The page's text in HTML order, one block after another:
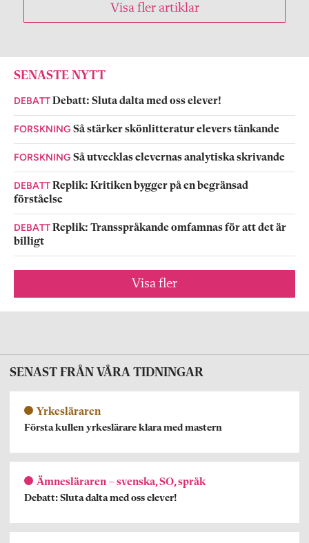
Visa fler artiklar
SENASTE NYTT
DEBATTDebatt: Sluta dalta med oss elever!
FORSKNING Så stärker skönlitteratur elevers tänkande
FORSKNING Så utvecklas elevernas analytiska skrivande
DEBATTReplik: Kritiken bygger på en begränsad
förståelse
DEBATTReplik: Transspråkande omfamnas för att det är
billigt
Visa fler
SENAST FRÅN VÅRA TIDNINGAR
Yrkesläraren
Första kullen yrkeslärare klara med mastern
Ämnesläraren – svenska, SO, språk
Debatt: Sluta dalta med oss elever!